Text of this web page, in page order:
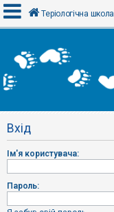
х
і
Р
є
т
р
а
Теріологічна школа
Вхід
Ім'я користувача:
Пароль: